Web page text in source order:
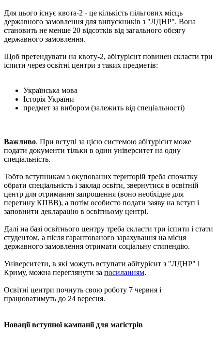
Для цього існує квота-2 - це кількість пільгових місць
державного замовлення для випускників з "ЛДНР". Вона
становить не менше 20 відсотків від загального обсягу
державного замовлення.
Щоб претендувати на квоту-2, абітурієнт повинен скласти три
іспити через освітні центри з таких предметів:
Українська мова
Історія України
предмет за вибором (залежить від спеціальності)
Важливо. При вступі за цією системою абітурієнт може
подати документи тільки в один університет на одну
спеціальність.
Тобто вступникам з окупованих територій треба спочатку
обрати спеціальність і заклад освіти, звернутися в освітній
центр для отримання запрошення (воно необхідне для
перетину КПВВ), а потім особисто подати заяву на вступ і
заповнити декларацію в освітньому центрі.
Далі на базі освітнього центру треба скласти три іспити і стати
студентом, а після гарантованого зарахування на місця
державного замовлення отримати соціальну стипендію.
Університети, в які можуть вступати абітурієнт з "ЛДНР" і
Криму, можна переглянути за посиланням.
Освітні центри почнуть свою роботу 7 червня і
працюватимуть до 24 вересня.
Новації вступної кампанії для магістрів